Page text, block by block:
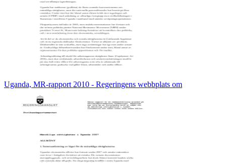
Uganda, MR-rapport 2010 - Regeringens webbplats om